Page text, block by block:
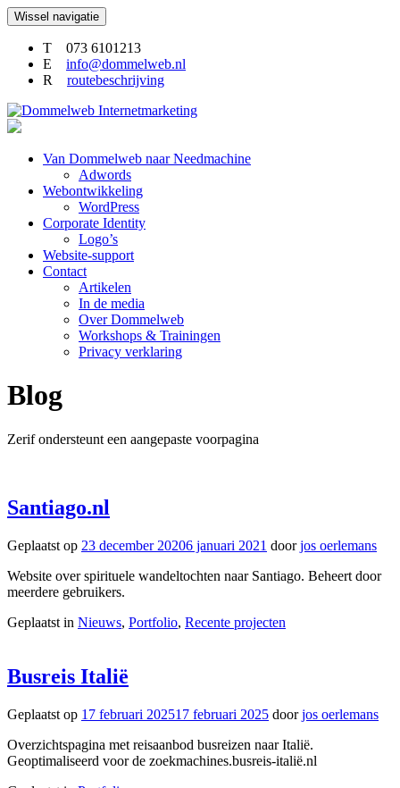
Wissel navigatie
T 073 6101213
E info@dommelweb.nl
R routebeschrijving
Naar
inhoud
Van Dommelweb naar Needmachine
Adwords
Webontwikkeling
WordPress
Corporate Identity
Logo’s
Website-support
Contact
Artikelen
In de media
Over Dommelweb
Workshops & Trainingen
Privacy verklaring
Blog
Zerif ondersteunt een aangepaste voorpagina
Santiago.nl
Geplaatst op 23 december 20206 januari 2021 doorjos oerlemans
Website over spirituele wandeltochten naar Santiago. Beheert door
meerdere gebruikers.
Geplaatst in Nieuws, Portfolio, Recente projecten
Busreis Italië
Geplaatst op 17 februari 202517 februari 2025 doorjos oerlemans
Overzichtspagina met reisaanbod busreizen naar Italië.
Geoptimaliseerd voor de zoekmachines.busreis-italië.nl